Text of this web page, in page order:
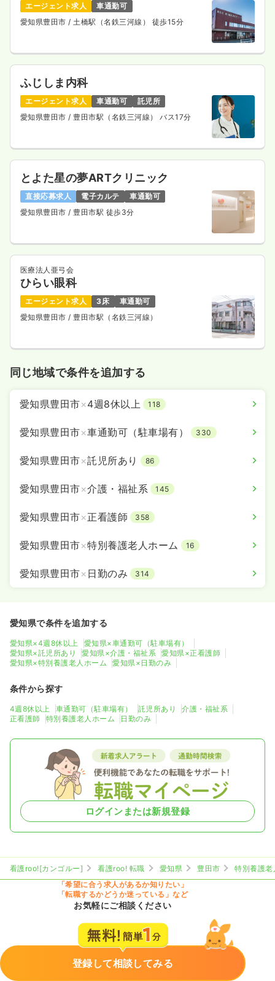
エージェント求人
車通勤可
愛知県豊田市/ 土橋駅（名鉄三河線） 徒歩15分
ふじしま内科
エージェント求人 車通勤可
託児所
愛知県豊田市/ 豊田市駅（名鉄三河線） バス17分
とよた星の夢ARTクリニック
直接応募求人 電子カルテ
車通勤可
愛知県豊田市/ 豊田市駅 徒歩3分
医療法人亜弓会
ひらい眼科
エージェント求人 3床
車通勤可
愛知県豊田市/ 豊田市駅（名鉄三河線）
同じ地域で条件を追加する
愛知県豊田市×4週8休以上 118
愛知県豊田市×車通勤可（駐車場有） 330
愛知県豊田市×託児所あり 86
愛知県豊田市×介護・福祉系 145
愛知県豊田市×正看護師 358
愛知県豊田市×特別養護老人ホーム 16
愛知県豊田市× 日勤のみ 314
愛知県で条件を追加する
愛知県×4週8休以上
愛知県×車通勤可（駐車場有）
愛知県×託児所あり
愛知県×介護・福祉系
愛知県×正看護師
愛知県×特別養護老人ホーム
愛知県×日勤のみ
条件から探す
4週8休以上 車通勤可（駐車場有） 託児所あり
介護・福祉系
正看護師
特別養護老人ホーム 日勤のみ
ログインまたは新規登録
看護roo![カンゴルー] 看護roo! 転職 愛知県 豊田市
特別養護
「希望に合う求人があるか知りたい」
「転職するかどうか迷っている」など
お気軽にご相談ください
登録して相談してみる